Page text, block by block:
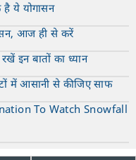
ये योगासन
आज ही से करें
इन बातों का ध्यान
में आसानी से कीजिए साफ
To Watch Snowfall